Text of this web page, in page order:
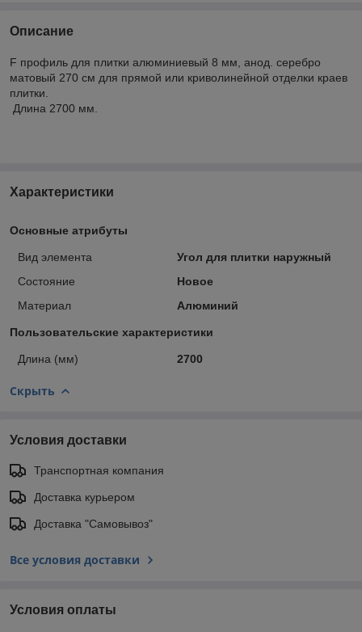
Описание
F профиль для плитки алюминиевый 8 мм, анод. серебро
матовый 270 см для прямой или криволинейной отделки краев
плитки.
Длина 2700 мм.
Характеристики
Основные атрибуты
Вид элемента
Угол для плитки наружный
Состояние
Новое
Материал
Алюминий
Пользовательские характеристики
Длина (мм) 2700
Скрыть
Условия доставки
Транспортная компания
Доставка курьером
Доставка "Самовывоз"
Все условия доставки
Условия оплаты